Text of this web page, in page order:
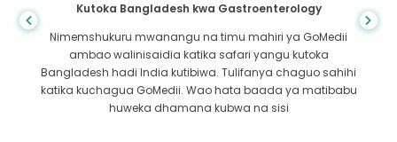
Kutoka Bangladesh kwa Gastroenterology
Nimemshukuru mwanangu na timu mahiri ya GoMedii
ambao walinisaidia katika safari yangu kutoka
Bangladesh hadi India kutibiwa. Tulifanya chaguo sahihi
katika kuchagua GoMedii. Wao hata baada ya matibabu
huweka dhamana kubwa na sisi